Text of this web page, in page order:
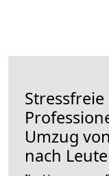
Umzug
nach